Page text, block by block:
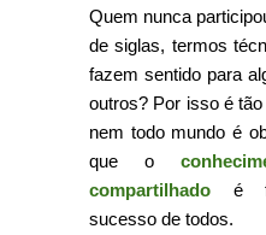
Quem nunca
de siglas, termos
fazem sentido para
outros? Por isso é
nem todo mundo é
que o
compartilhado é
sucesso de todos.